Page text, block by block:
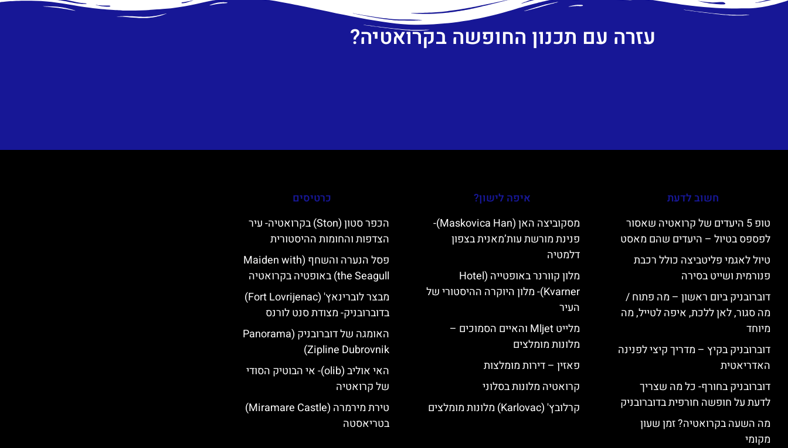
עזרה עם תכנון החופשה בקרואטיה?
חשוב לדעת
טופ 5 היעדים של קרואטיה שאסור
לפספס בטיול – היעדים שהם מאסט
טיול לאגמי פליטביצה כולל רכבת
פנורמית ושייט בסירה
דוברובניק ביום ראשון – מה פתוח /
מה סגור, לאן ללכת, איפה לטייל, מה
מיוחד
דוברובניק בקיץ – מדריך קיצי לפנינה
האדריאטית
דוברובניק בחורף- כל מה שצריך
לדעת על חופשה חורפית בדוברובניק
מה השעה בקרואטיה? זמן שעון
מקומי
איפה לישון?
מסקוביצה האן (Maskovica Han)-
פנינת מורשת עות’מאנית בצפון
דלמטיה
מלון קוורנר באופטייה (Hotel
Kvarner)- מלון היוקרה ההיסטורי של
העיר
מלייט Mljet והאיים הסמוכים –
מלונות מומלצים
פאזין – דירות מומלצות
קרואטיה מלונות בסלוני
קרלובץ' (Karlovac) מלונות מומלצים
כרטיסים
הכפר סטון (Ston) בקרואטיה- עיר
הצדפות והחומות ההיסטורית
פסל הנערה והשחף (Maiden with
the Seagull) באופטיה בקרואטיה
מבצר לוברינאץ' (Fort Lovrijenac)
בדוברובניק- מצודת סנט לורנס
האומגה של דוברובניק (Panorama
Zipline Dubrovnik)
האי אוליב (olib)- אי הבוטיק הסודי
של קרואטיה
טירת מירמרה (Miramare Castle)
בטריאסטה